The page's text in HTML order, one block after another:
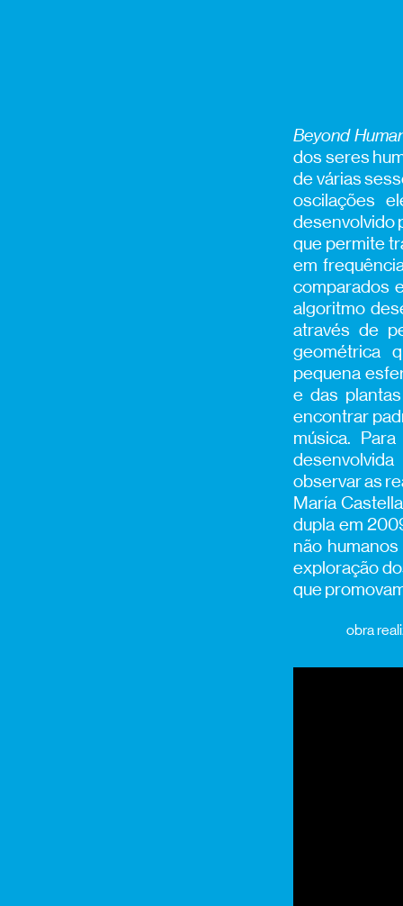
Beyond
dos seres
de várias
oscilações
desenvolvido
que permite
em
comparados
algoritmo
através de
geométrica
pequena
e das
encontrar
música.
observar as
María
dupla em
não
exploração
que
obra